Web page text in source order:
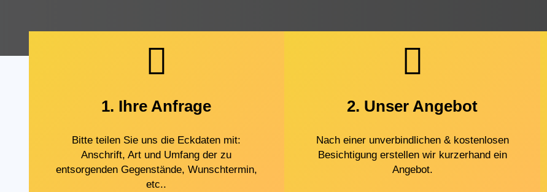
1. Ihre Anfrage
Bitte teilen Sie uns die Eckdaten mit:
Anschrift, Art und Umfang der zu
entsorgenden Gegenstände, Wunschtermin,
etc..
2. Unser Angebot
Nach einer unverbindlichen & kostenlosen
Besichtigung erstellen wir kurzerhand ein
Angebot.